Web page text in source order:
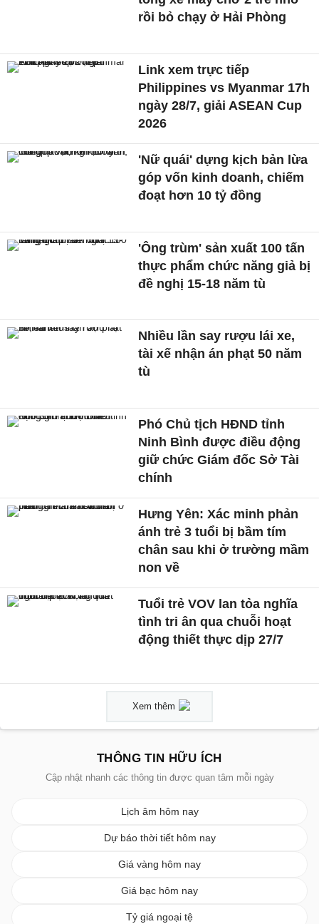
rồi bỏ chạy ở Hải Phòng
Link xem trực tiếp
Philippines vs Myanmar 17h
ngày 28/7, giải ASEAN Cup
2026
'Nữ quái' dựng kịch bản lừa
góp vốn kinh doanh, chiếm
đoạt hơn 10 tỷ đồng
'Ông trùm' sản xuất 100 tấn
thực phẩm chức năng giả bị
đề nghị 15-18 năm tù
Nhiều lần say rượu lái xe,
tài xế nhận án phạt 50 năm
tù
Phó Chủ tịch HĐND tỉnh
Ninh Bình được điều động
giữ chức Giám đốc Sở Tài
chính
Hưng Yên: Xác minh phản
ánh trẻ 3 tuổi bị bầm tím
chân sau khi ở trường mầm
non về
Tuổi trẻ VOV lan tỏa nghĩa
tình tri ân qua chuỗi hoạt
động thiết thực dịp 27/7
Xem thêm
THÔNG TIN HỮU ÍCH
Cập nhật nhanh các thông tin được quan tâm mỗi ngày
Lịch âm hôm nay
Dự báo thời tiết hôm nay
Giá vàng hôm nay
Giá bạc hôm nay
Tỷ giá ngoại tệ